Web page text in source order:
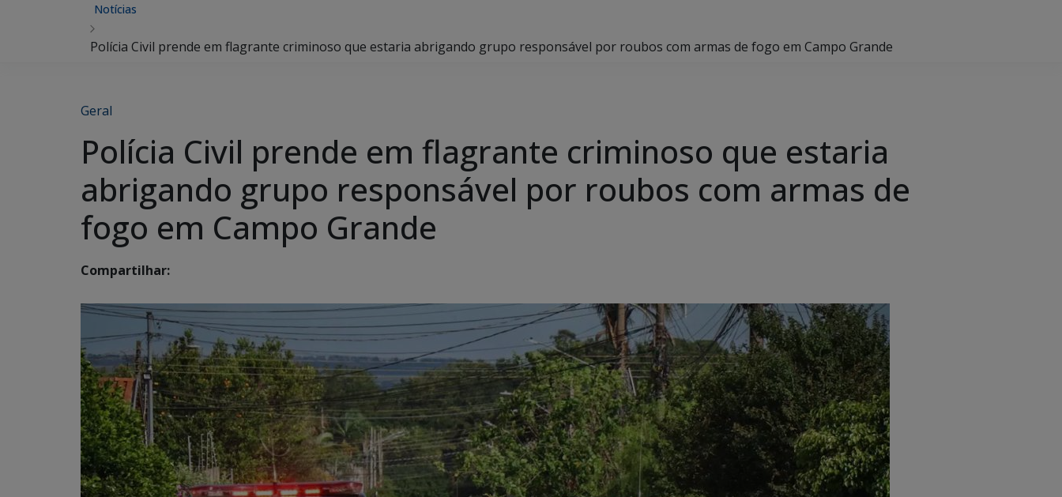
Notícias
Polícia Civil prende em flagrante criminoso que estaria abrigando grupo responsável por roubos com armas de fogo em Campo Grande
Geral
Polícia Civil prende em flagrante criminoso que estaria
abrigando grupo responsável por roubos com armas de
fogo em Campo Grande
Compartilhar: